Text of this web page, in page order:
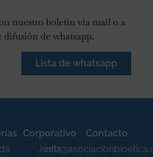
nuestro boletín vía mail o a
difusión de whatsapp.
Lista de whatsapp
Corporativo
Junta
Contacto